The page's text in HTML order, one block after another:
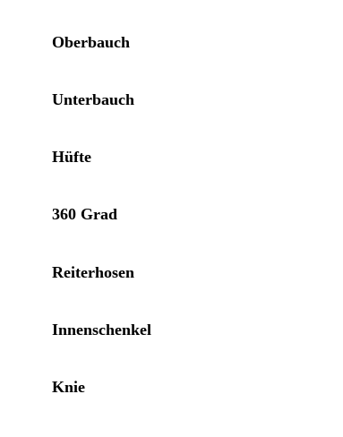
Oberbauch
Unterbauch
Hüfte
360 Grad
Reiterhosen
Innenschenkel
Knie